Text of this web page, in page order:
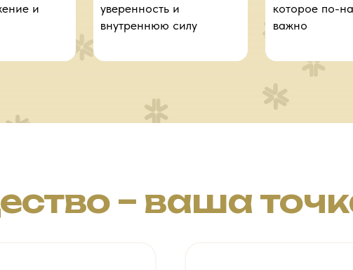
которое по-
важно
уверенность и
внутреннюю силу
и
– ваша